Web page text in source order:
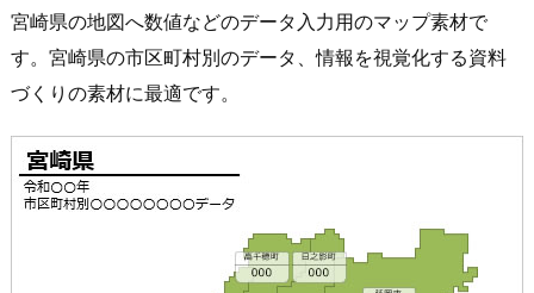
宮崎県の地図へ数値などのデータ入力用のマップ素材で
す。宮崎県の市区町村別のデータ、情報を視覚化する資料
づくりの素材に最適です。